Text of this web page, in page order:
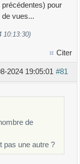
pour
vues...
10:13:30)
Citer
#81
2024 19:05:01
de
pas une autre ?